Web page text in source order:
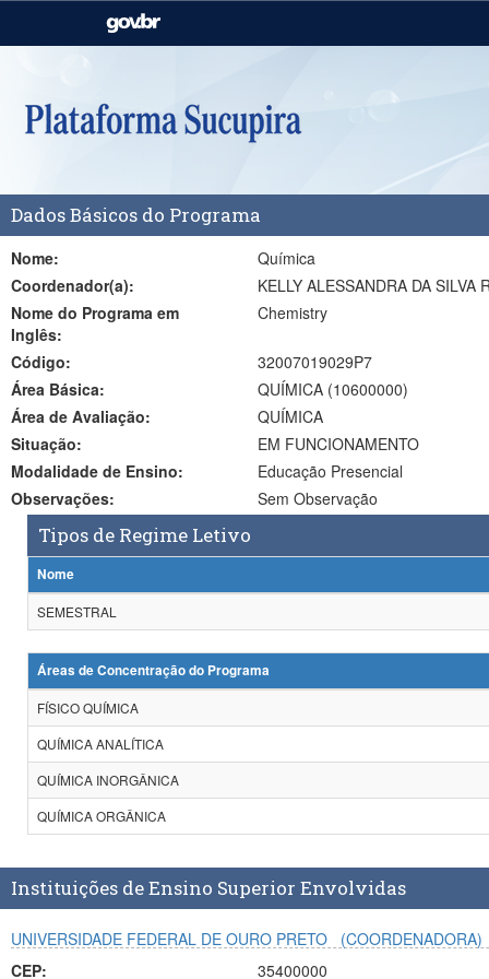
Casa Civil
Pecuária e Abastecimento
Dados Básicos do Programa
Nome:
Química
Coordenador(a):
KELLY ALESSANDRA DA SILVA
Nome do Programa em
Inglês:
Chemistry
Código:
32007019029P7
Área Básica:
QUÍMICA (10600000)
Área de Avaliação:
QUÍMICA
Situação:
EM FUNCIONAMENTO
Modalidade de Ensino:
Educação Presencial
Observações:
Sem Observação
Tipos de Regime Letivo
Nome
SEMESTRAL
Áreas de Concentração do Programa
FÍSICO QUÍMICA
QUÍMICA ANALÍTICA
QUÍMICA INORGÂNICA
QUÍMICA ORGÂNICA
Instituições de Ensino Superior Envolvidas
UNIVERSIDADE FEDERAL DE OURO PRETO
(COORDENADORA)
CEP:
35400000